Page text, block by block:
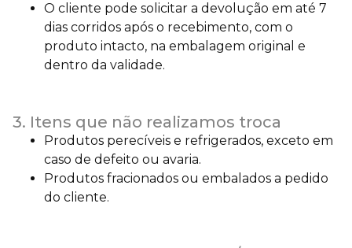
O cliente pode solicitar a devolução em até 7
dias corridos após o recebimento, com o
produto intacto, na embalagem original e
dentro da validade.
3. Itens que não realizamos troca
Produtos perecíveis e refrigerados, exceto em
caso de defeito ou avaria.
Produtos fracionados ou embalados a pedido
do cliente.